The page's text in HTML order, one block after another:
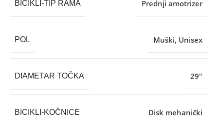
BICIKLI-TIP RAMA Prednji amotrizer
POL Muški, Unisex
DIAMETAR TOČKA 29″
BICIKLI-KOČNICE Disk mehanički